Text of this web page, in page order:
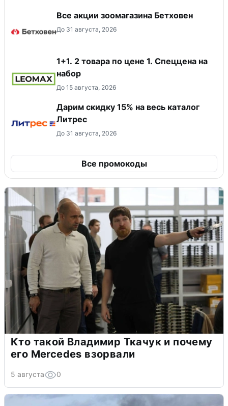
Все акции зоомагазина Бетховен
До 31 августа, 2026
1+1. 2 товара по цене 1. Спеццена на
набор
До 15 августа, 2026
Дарим скидку 15% на весь каталог
Литрес
До 31 августа, 2026
Все промокоды
Кто такой Владимир Ткачук и почему
его Mercedes взорвали
5 августа 0